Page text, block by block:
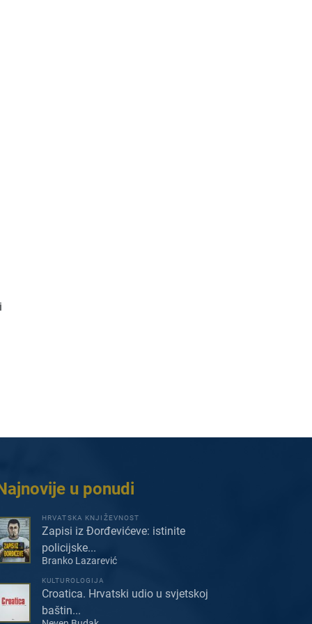
u ponudi
HRVATSKA KNJIŽEVNOST
Zapisi iz Đorđevićeve: istinite
policijske...
Branko Lazarević
KULTUROLOGIJA
Croatica. Hrvatski udio u svjetskoj
baštin...